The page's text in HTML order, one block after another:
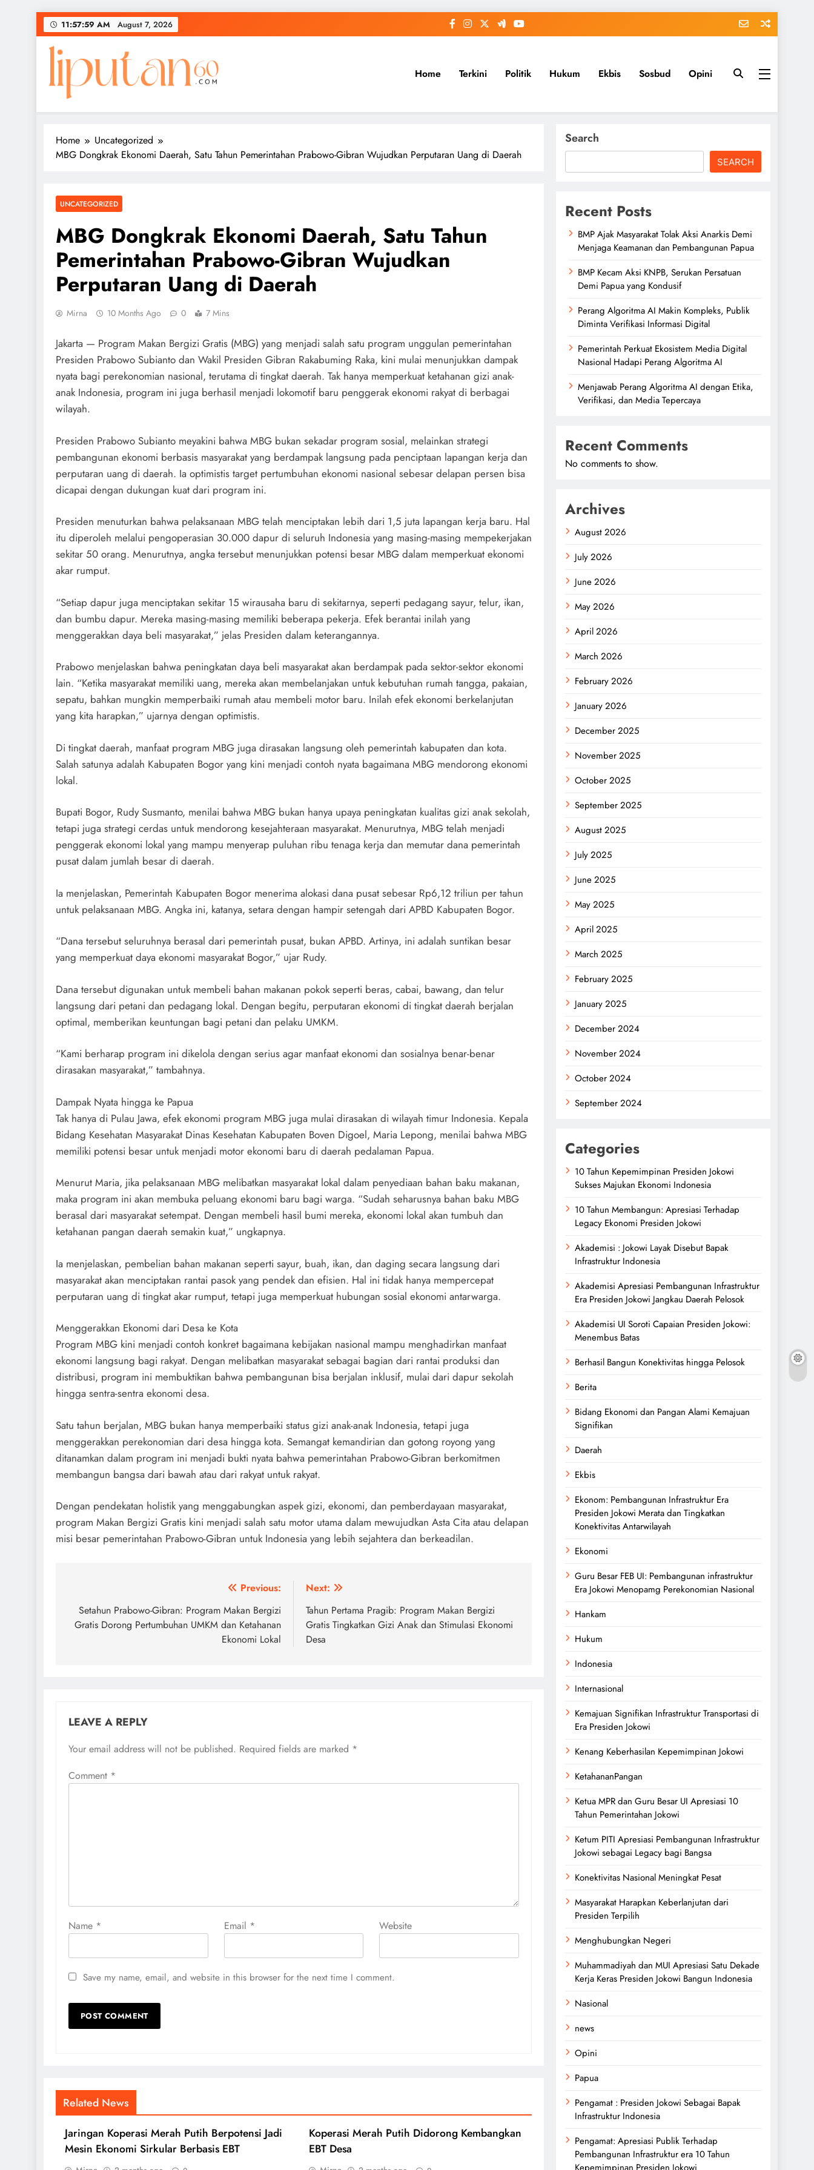
Skip
to
content
11:58:00 AM August 7, 2026
Home Terkini Politik Hukum Ekbis Sosbud Opini
Home
Uncategorized
MBG Dongkrak Ekonomi Daerah, Satu Tahun Pemerintahan Prabowo-Gibran Wujudkan Perputaran Uang di Daerah
UNCATEGORIZED
MBG Dongkrak Ekonomi Daerah, Satu Tahun
Pemerintahan Prabowo-Gibran Wujudkan
Perputaran Uang di Daerah
Mirna 10 Months Ago 0 7 Mins
Jakarta — Program Makan Bergizi Gratis (MBG) yang menjadi salah satu program unggulan pemerintahan
Presiden Prabowo Subianto dan Wakil Presiden Gibran Rakabuming Raka, kini mulai menunjukkan dampak
nyata bagi perekonomian nasional, terutama di tingkat daerah. Tak hanya memperkuat ketahanan gizi anak-
anak Indonesia, program ini juga berhasil menjadi lokomotif baru penggerak ekonomi rakyat di berbagai
wilayah.
Presiden Prabowo Subianto meyakini bahwa MBG bukan sekadar program sosial, melainkan strategi
pembangunan ekonomi berbasis masyarakat yang berdampak langsung pada penciptaan lapangan kerja dan
perputaran uang di daerah. Ia optimistis target pertumbuhan ekonomi nasional sebesar delapan persen bisa
dicapai dengan dukungan kuat dari program ini.
Presiden menuturkan bahwa pelaksanaan MBG telah menciptakan lebih dari 1,5 juta lapangan kerja baru. Hal
itu diperoleh melalui pengoperasian 30.000 dapur di seluruh Indonesia yang masing-masing mempekerjakan
sekitar 50 orang. Menurutnya, angka tersebut menunjukkan potensi besar MBG dalam memperkuat ekonomi
akar rumput.
“Setiap dapur juga menciptakan sekitar 15 wirausaha baru di sekitarnya, seperti pedagang sayur, telur, ikan,
dan bumbu dapur. Mereka masing-masing memiliki beberapa pekerja. Efek berantai inilah yang
menggerakkan daya beli masyarakat,” jelas Presiden dalam keterangannya.
Prabowo menjelaskan bahwa peningkatan daya beli masyarakat akan berdampak pada sektor-sektor ekonomi
lain. “Ketika masyarakat memiliki uang, mereka akan membelanjakan untuk kebutuhan rumah tangga, pakaian,
sepatu, bahkan mungkin memperbaiki rumah atau membeli motor baru. Inilah efek ekonomi berkelanjutan
yang kita harapkan,” ujarnya dengan optimistis.
Di tingkat daerah, manfaat program MBG juga dirasakan langsung oleh pemerintah kabupaten dan kota.
Salah satunya adalah Kabupaten Bogor yang kini menjadi contoh nyata bagaimana MBG mendorong ekonomi
lokal.
Bupati Bogor, Rudy Susmanto, menilai bahwa MBG bukan hanya upaya peningkatan kualitas gizi anak sekolah,
tetapi juga strategi cerdas untuk mendorong kesejahteraan masyarakat. Menurutnya, MBG telah menjadi
penggerak ekonomi lokal yang mampu menyerap puluhan ribu tenaga kerja dan memutar dana pemerintah
pusat dalam jumlah besar di daerah.
Ia menjelaskan, Pemerintah Kabupaten Bogor menerima alokasi dana pusat sebesar Rp6,12 triliun per tahun
untuk pelaksanaan MBG. Angka ini, katanya, setara dengan hampir setengah dari APBD Kabupaten Bogor.
“Dana tersebut seluruhnya berasal dari pemerintah pusat, bukan APBD. Artinya, ini adalah suntikan besar
yang memperkuat daya ekonomi masyarakat Bogor,” ujar Rudy.
Dana tersebut digunakan untuk membeli bahan makanan pokok seperti beras, cabai, bawang, dan telur
langsung dari petani dan pedagang lokal. Dengan begitu, perputaran ekonomi di tingkat daerah berjalan
optimal, memberikan keuntungan bagi petani dan pelaku UMKM.
“Kami berharap program ini dikelola dengan serius agar manfaat ekonomi dan sosialnya benar-benar
dirasakan masyarakat,” tambahnya.
Dampak Nyata hingga ke Papua
Tak hanya di Pulau Jawa, efek ekonomi program MBG juga mulai dirasakan di wilayah timur Indonesia. Kepala
Bidang Kesehatan Masyarakat Dinas Kesehatan Kabupaten Boven Digoel, Maria Lepong, menilai bahwa MBG
memiliki potensi besar untuk menjadi motor ekonomi baru di daerah pedalaman Papua.
Menurut Maria, jika pelaksanaan MBG melibatkan masyarakat lokal dalam penyediaan bahan baku makanan,
maka program ini akan membuka peluang ekonomi baru bagi warga. “Sudah seharusnya bahan baku MBG
berasal dari masyarakat setempat. Dengan membeli hasil bumi mereka, ekonomi lokal akan tumbuh dan
ketahanan pangan daerah semakin kuat,” ungkapnya.
Ia menjelaskan, pembelian bahan makanan seperti sayur, buah, ikan, dan daging secara langsung dari
masyarakat akan menciptakan rantai pasok yang pendek dan efisien. Hal ini tidak hanya mempercepat
perputaran uang di tingkat akar rumput, tetapi juga memperkuat hubungan sosial ekonomi antarwarga.
Menggerakkan Ekonomi dari Desa ke Kota
Program MBG kini menjadi contoh konkret bagaimana kebijakan nasional mampu menghadirkan manfaat
ekonomi langsung bagi rakyat. Dengan melibatkan masyarakat sebagai bagian dari rantai produksi dan
distribusi, program ini membuktikan bahwa pembangunan bisa berjalan inklusif, mulai dari dapur sekolah
hingga sentra-sentra ekonomi desa.
Satu tahun berjalan, MBG bukan hanya memperbaiki status gizi anak-anak Indonesia, tetapi juga
menggerakkan perekonomian dari desa hingga kota. Semangat kemandirian dan gotong royong yang
ditanamkan dalam program ini menjadi bukti nyata bahwa pemerintahan Prabowo-Gibran berkomitmen
membangun bangsa dari bawah atau dari rakyat untuk rakyat.
Dengan pendekatan holistik yang menggabungkan aspek gizi, ekonomi, dan pemberdayaan masyarakat,
program Makan Bergizi Gratis kini menjadi salah satu motor utama dalam mewujudkan Asta Cita atau delapan
misi besar pemerintahan Prabowo-Gibran untuk Indonesia yang lebih sejahtera dan berkeadilan.
navigation
Previous:
Setahun Prabowo-Gibran: Program Makan Bergizi
Gratis Dorong Pertumbuhan UMKM dan Ketahanan
Ekonomi Lokal
Next:
Tahun Pertama Pragib: Program Makan Bergizi
Gratis Tingkatkan Gizi Anak dan Stimulasi Ekonomi
Desa
LEAVE A REPLY
Your email address will not be published. Required fields are marked *
Comment *
Name * Email * Website
Save my name, email, and website in this browser for the next time I comment.
Related News
Jaringan Koperasi Merah Putih Berpotensi Jadi
Mesin Ekonomi Sirkular Berbasis EBT
Koperasi Merah Putih Didorong Kembangkan
EBT Desa
Search
SEARCH
Recent Posts
BMP Ajak Masyarakat Tolak Aksi Anarkis Demi
Menjaga Keamanan dan Pembangunan Papua
BMP Kecam Aksi KNPB, Serukan Persatuan
Demi Papua yang Kondusif
Perang Algoritma AI Makin Kompleks, Publik
Diminta Verifikasi Informasi Digital
Pemerintah Perkuat Ekosistem Media Digital
Nasional Hadapi Perang Algoritma AI
Menjawab Perang Algoritma AI dengan Etika,
Verifikasi, dan Media Tepercaya
Recent Comments
No comments to show.
Archives
August 2026
July 2026
June 2026
May 2026
April 2026
March 2026
February 2026
January 2026
December 2025
November 2025
October 2025
September 2025
August 2025
July 2025
June 2025
May 2025
April 2025
March 2025
February 2025
January 2025
December 2024
November 2024
October 2024
September 2024
Categories
10 Tahun Kepemimpinan Presiden Jokowi
Sukses Majukan Ekonomi Indonesia
10 Tahun Membangun: Apresiasi Terhadap
Legacy Ekonomi Presiden Jokowi
Akademisi : Jokowi Layak Disebut Bapak
Infrastruktur Indonesia
Akademisi Apresiasi Pembangunan Infrastruktur
Era Presiden Jokowi Jangkau Daerah Pelosok
Akademisi UI Soroti Capaian Presiden Jokowi:
Menembus Batas
Berhasil Bangun Konektivitas hingga Pelosok
Berita
Bidang Ekonomi dan Pangan Alami Kemajuan
Signifikan
Daerah
Ekbis
Ekonom: Pembangunan Infrastruktur Era
Presiden Jokowi Merata dan Tingkatkan
Konektivitas Antarwilayah
Ekonomi
Guru Besar FEB UI: Pembangunan infrastruktur
Era Jokowi Menopamg Perekonomian Nasional
Hankam
Hukum
Indonesia
Internasional
Kemajuan Signifikan Infrastruktur Transportasi di
Era Presiden Jokowi
Kenang Keberhasilan Kepemimpinan Jokowi
KetahananPangan
Ketua MPR dan Guru Besar UI Apresiasi 10
Tahun Pemerintahan Jokowi
Ketum PITI Apresiasi Pembangunan Infrastruktur
Jokowi sebagai Legacy bagi Bangsa
Konektivitas Nasional Meningkat Pesat
Masyarakat Harapkan Keberlanjutan dari
Presiden Terpilih
Menghubungkan Negeri
Muhammadiyah dan MUI Apresiasi Satu Dekade
Kerja Keras Presiden Jokowi Bangun Indonesia
Nasional
news
Opini
Papua
Pengamat : Presiden Jokowi Sebagai Bapak
Infrastruktur Indonesia
Pengamat: Apresiasi Publik Terhadap
Pembangunan Infrastruktur era 10 Tahun